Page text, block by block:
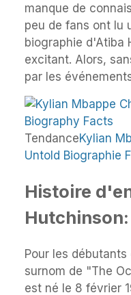
manque de
peu de fans ont lu
biographie d'Atiba
excitant. Alors,
par les
TendanceKylian
Untold Biographie
Histoire
Hutchinson:
Pour les
surnom de "The
est né le 8 février